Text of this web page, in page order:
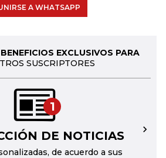
A WHATSAPP
EXCLUSIVOS PARA
SUSCRIPTORES
1
DE NOTICIAS
de acuerdo a sus
→